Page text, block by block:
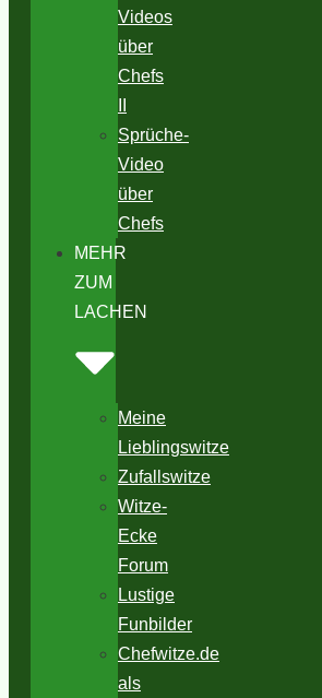
Videos
über
Chefs
Sprüche-
Video
über
Chefs
MEHR
ZUM
LACHEN
Meine
Lieblingswitze
Zufallswitze
Witze-
Ecke
Forum
Lustige
Funbilder
Chefwitze.de
als